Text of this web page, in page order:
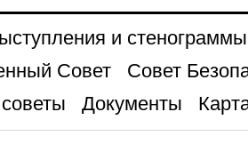
и стенограммы
Совет
Совет
Документы